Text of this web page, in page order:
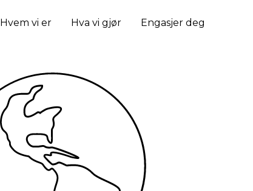
Hvem vi er Hva vi gjør Engasjer deg